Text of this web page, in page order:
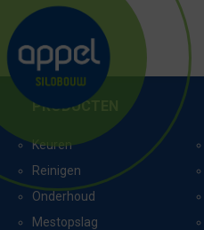
MEGEN
PRODUCTEN
Keuren
Reinigen
Onderhoud
Mestopslag